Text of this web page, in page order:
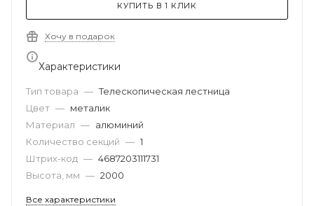
КУПИТЬ В 1 КЛИК
Хочу в подарок
Характеристики
Тип товара — Телескопическая лестница
Цвет — металик
Материал — алюминий
Количество секций — 1
Штрих-код — 4687203111731
Высота, мм — 2000
Все характеристики